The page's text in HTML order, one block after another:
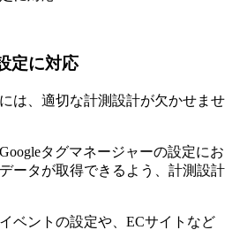
定に対応
は、適切な計測設計が欠かせませ
タグマネージャーの設定にお
ータが取得できるよう、計測設計
ベントの設定や、ECサイトなど